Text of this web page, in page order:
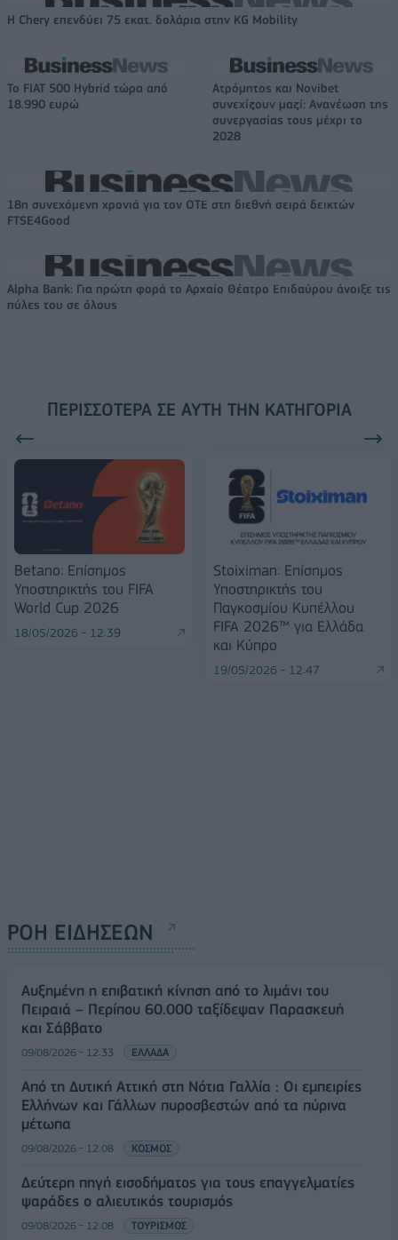
Η Chery επενδύει 75 εκατ. δολάρια στην KG Mobility
Το FIAT 500 Hybrid τώρα από
18.990 ευρώ
Ατρόμητος και Novibet
συνεχίζουν μαζί: Ανανέωση της
συνεργασίας τους μέχρι το
2028
18η συνεχόμενη χρονιά για τον ΟΤΕ στη διεθνή σειρά δεικτών
FTSE4Good
Alpha Bank: Για πρώτη φορά το Αρχαίο Θέατρο Επιδαύρου άνοιξε τις
πύλες του σε όλους
ΠΕΡΙΣΣΌΤΕΡΑ ΣΕ ΑΥΤΉ ΤΗΝ ΚΑΤΗΓΟΡΊΑ
Betano: Επίσημος
Υποστηρικτής του FIFA
World Cup 2026
18/05/2026 - 12:39
Stoiximan: Επίσημος
Υποστηρικτής του
Παγκοσμίου Κυπέλλου
FIFA 2026™ για Ελλάδα
και Κύπρο
19/05/2026 - 12:47
ΡΟΗ ΕΙΔΗΣΕΩΝ
Αυξημένη η επιβατική κίνηση από το λιμάνι του
Πειραιά – Περίπου 60.000 ταξίδεψαν Παρασκευή
και Σάββατο
09/08/2026 - 12:33 ΕΛΛΑΔΑ
Από τη Δυτική Αττική στη Νότια Γαλλία : Οι εμπειρίες
Ελλήνων και Γάλλων πυροσβεστών από τα πύρινα
μέτωπα
09/08/2026 - 12:08 ΚΟΣΜΟΣ
Δεύτερη πηγή εισοδήματος για τους επαγγελματίες
ψαράδες ο αλιευτικός τουρισμός
09/08/2026 - 12:08 ΤΟΥΡΙΣΜΟΣ